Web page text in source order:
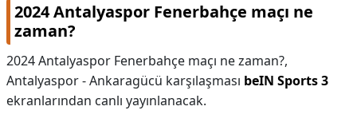
2024 Antalyaspor Fenerbahçe maçı ne
zaman?
2024 Antalyaspor Fenerbahçe maçı ne zaman?,
Antalyaspor - Ankaragücü karşılaşması beIN Sports 3
ekranlarından canlı yayınlanacak.